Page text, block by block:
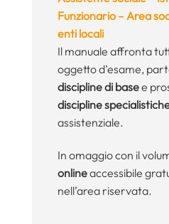
Funzionario – Area
enti locali
Il manuale affronta
oggetto d’esame,
discipline di basee
discipline
assistenziale.
In omaggio con il
onlineaccessibile
nell’area riservata.